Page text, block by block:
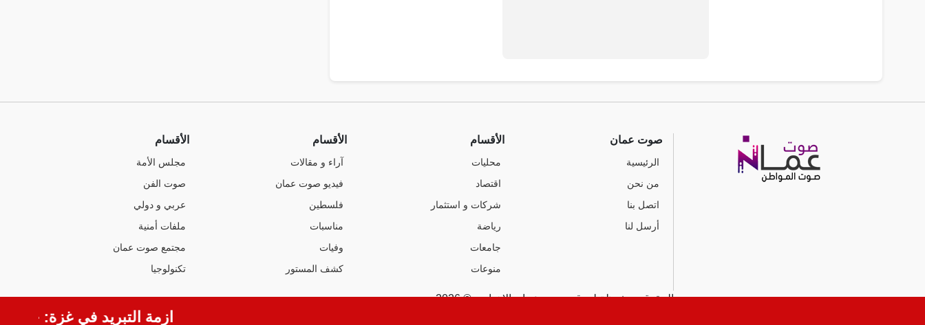
صوت عمان
الرئيسية
من نحن
اتصل بنا
أرسل لنا
الأقسام
محليات
اقتصاد
شركات و استثمار
رياضة
جامعات
منوعات
الأقسام
آراء و مقالات
فيديو صوت عمان
فلسطين
مناسبات
وفيات
كشف المستور
الأقسام
مجلس الأمة
صوت الفن
عربي و دولي
ملفات أمنية
مجتمع صوت عمان
تكنولوجيا
جميع الحقوق محفوظة لموقع صوت عمان الإخباري © 2026
ازمة التبريد في غزة: حينما